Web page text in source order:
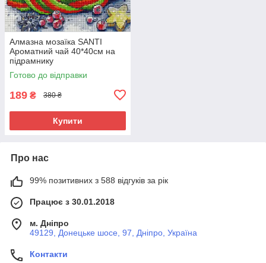
Алмазна мозаїка SANTI
Ароматний чай 40*40см на
підрамнику
Готово до відправки
189 ₴ 380 ₴
Купити
Про нас
99% позитивних з 588 відгуків за рік
Працює з 30.01.2018
м. Дніпро
49129, Донецьке шосе, 97, Дніпро, Україна
Контакти